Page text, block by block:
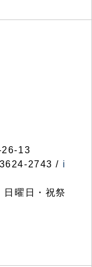
13
2743 / i
曜日・祝祭